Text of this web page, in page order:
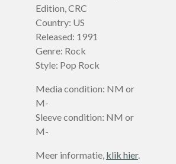
Edition, CRC
Country: US
Released: 1991
Genre: Rock
Style: Pop Rock
Media condition: NM or
M-
Sleeve condition: NM or
M-
Meer informatie, klik hier.